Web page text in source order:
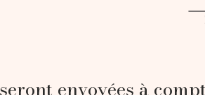
envoyées à